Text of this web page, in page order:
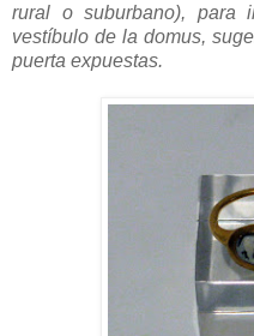
rural o suburbano), para
vestíbulo de la domus,
puerta expuestas.